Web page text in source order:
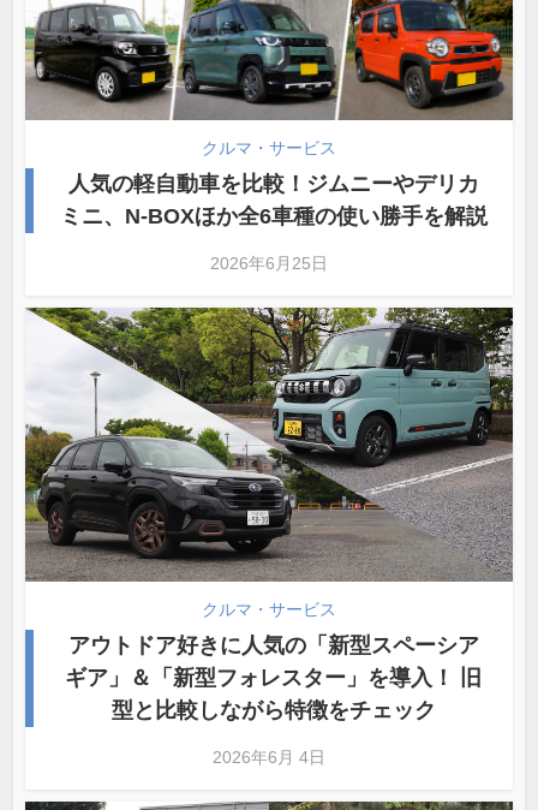
クルマ・サービス
人気の軽自動車を比較！ジムニーやデリカ
ミニ、N-BOXほか全6車種の使い勝手を解説
2026年6月25日
クルマ・サービス
アウトドア好きに人気の「新型スペーシア
ギア」＆「新型フォレスター」を導入！ 旧
型と比較しながら特徴をチェック
2026年6月 4日